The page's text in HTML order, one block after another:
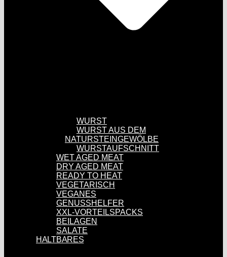
WURST
WURST AUS DEM
NATURSTEINGEWÖLBE
WURSTAUFSCHNITT
WET AGED MEAT
DRY AGED MEAT
READY TO HEAT
VEGETARISCH
VEGANES
GENUSSHELFER
XXL-VORTEILSPACKS
BEILAGEN
SALATE
HALTBARES